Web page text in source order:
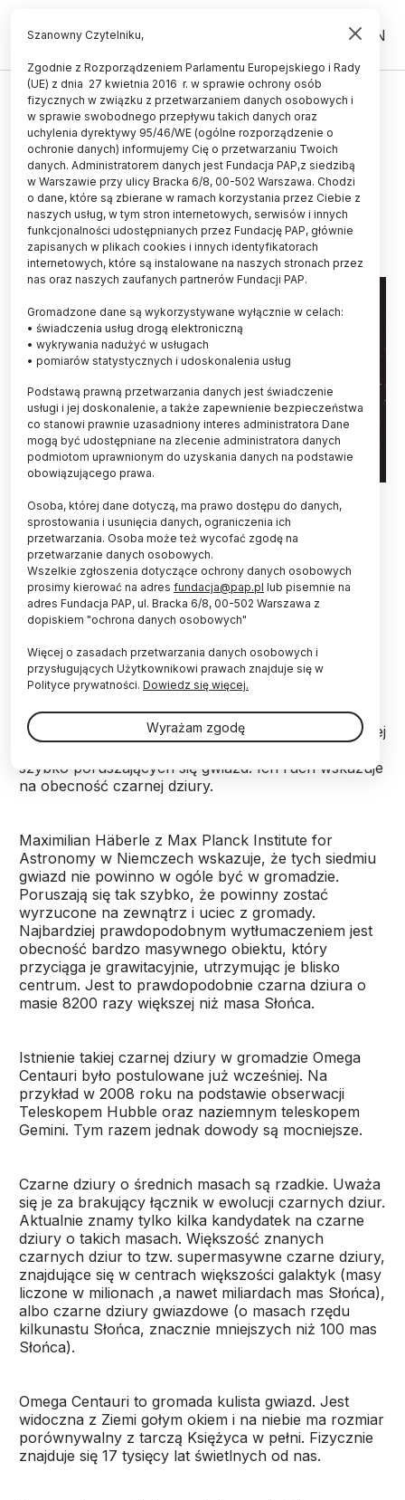
PL EN
ŚWIAT
Dowód na istnienie rzadkiej
czarnej dziury w gromadzie
Omega Centauri
02.08.2024
aktualizacja: 02.08.2024
2 minuty czytania
Dzięki zdjęciom z Kosmicznego Teleskopu
Hubble’a naukowcy wykryli czarną dziurę o
średniej masie wewnątrz największej gromady
kulistej na niebie – informuje Europejska Agencja
Kosmiczna (ESA).
W efekcie analizy ponad 500 obrazów uzyskanych
przez Kosmiczny Teleskop Hubble’a (HST) w ciągu
dwóch dziesięcioleci, astronomowie zmierzyli
prędkości ponad 1,4 miliona gwiazd tej gromady
kulistej Omega Centauri. Okazało się, że w najbardziej
szybko poruszających się gwiazd. Ich ruch wskazuje
na obecność czarnej dziury.
Maximilian Häberle z Max Planck Institute for
Astronomy w Niemczech wskazuje, że tych siedmiu
gwiazd nie powinno w ogóle być w gromadzie.
Poruszają się tak szybko, że powinny zostać
wyrzucone na zewnątrz i uciec z gromady.
Najbardziej prawdopodobnym wytłumaczeniem jest
obecność bardzo masywnego obiektu, który
przyciąga je grawitacyjnie, utrzymując je blisko
centrum. Jest to prawdopodobnie czarna dziura o
masie 8200 razy większej niż masa Słońca.
Istnienie takiej czarnej dziury w gromadzie Omega
Centauri było postulowane już wcześniej. Na
przykład w 2008 roku na podstawie obserwacji
Teleskopem Hubble oraz naziemnym teleskopem
Gemini. Tym razem jednak dowody są mocniejsze.
Czarne dziury o średnich masach są rzadkie. Uważa
się je za brakujący łącznik w ewolucji czarnych dziur.
Aktualnie znamy tylko kilka kandydatek na czarne
dziury o takich masach. Większość znanych
czarnych dziur to tzw. supermasywne czarne dziury,
znajdujące się w centrach większości galaktyk (masy
liczone w milionach ,a nawet miliardach mas Słońca),
albo czarne dziury gwiazdowe (o masach rzędu
kilkunastu Słońca, znacznie mniejszych niż 100 mas
Słońca).
Omega Centauri to gromada kulista gwiazd. Jest
widoczna z Ziemi gołym okiem i na niebie ma rozmiar
porównywalny z tarczą Księżyca w pełni. Fizycznie
znajduje się 17 tysięcy lat świetlnych od nas.
Szanowny Czytelniku,
Zgodnie z Rozporządzeniem Parlamentu Europejskiego i Rady
(UE) z dnia 27 kwietnia 2016 r. w sprawie ochrony osób
fizycznych w związku z przetwarzaniem danych osobowych i
w sprawie swobodnego przepływu takich danych oraz
uchylenia dyrektywy 95/46/WE (ogólne rozporządzenie o
ochronie danych) informujemy Cię o przetwarzaniu Twoich
danych. Administratorem danych jest Fundacja PAP,z siedzibą
w Warszawie przy ulicy Bracka 6/8, 00-502 Warszawa. Chodzi
o dane, które są zbierane w ramach korzystania przez Ciebie z
naszych usług, w tym stron internetowych, serwisów i innych
funkcjonalności udostępnianych przez Fundację PAP, głównie
zapisanych w plikach cookies i innych identyfikatorach
internetowych, które są instalowane na naszych stronach przez
nas oraz naszych zaufanych partnerów Fundacji PAP.
Gromadzone dane są wykorzystywane wyłącznie w celach:
• świadczenia usług drogą elektroniczną
• wykrywania nadużyć w usługach
• pomiarów statystycznych i udoskonalenia usług
Podstawą prawną przetwarzania danych jest świadczenie
usługi i jej doskonalenie, a także zapewnienie bezpieczeństwa
co stanowi prawnie uzasadniony interes administratora Dane
mogą być udostępniane na zlecenie administratora danych
podmiotom uprawnionym do uzyskania danych na podstawie
obowiązującego prawa.
Osoba, której dane dotyczą, ma prawo dostępu do danych,
sprostowania i usunięcia danych, ograniczenia ich
przetwarzania. Osoba może też wycofać zgodę na
przetwarzanie danych osobowych.
Wszelkie zgłoszenia dotyczące ochrony danych osobowych
prosimy kierować na adres fundacja@pap.pl lub pisemnie na
adres Fundacja PAP, ul. Bracka 6/8, 00-502 Warszawa z
dopiskiem "ochrona danych osobowych"
Więcej o zasadach przetwarzania danych osobowych i
przysługujących Użytkownikowi prawach znajduje się w
Polityce prywatności. Dowiedz się więcej.
Wyrażam zgodę